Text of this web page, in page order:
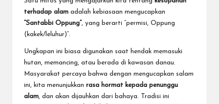
terhadap alam adalah kebiasaan mengucapkan
“Santabbi Oppung” , yang berarti “permisi, Oppung
(kakek/leluhur)”.
Ungkapan ini biasa digunakan saat hendak memasuki
hutan, memancing, atau berada di kawasan danau.
Masyarakat percaya bahwa dengan mengucapkan salam
ini, kita menunjukkan rasa hormat kepada penunggu
alam, dan akan dijauhkan dari bahaya. Tradisi ini